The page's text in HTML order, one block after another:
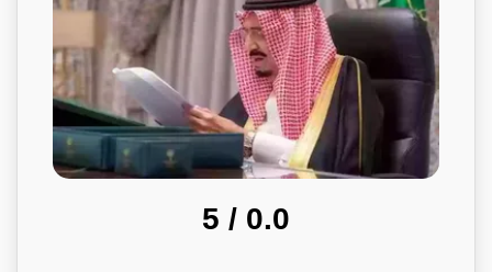
0.0
/ 5